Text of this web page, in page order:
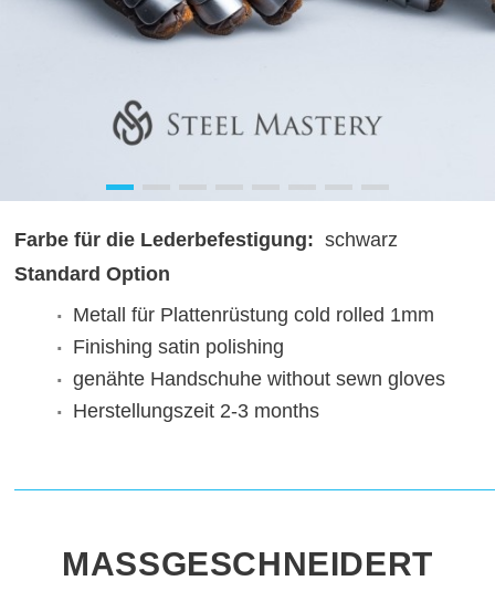
Farbe für die Lederbefestigung: schwarz
Standard Option
Metall für Plattenrüstung cold rolled 1mm
Finishing satin polishing
genähte Handschuhe without sewn gloves
Herstellungszeit 2-3 months
MASSGESCHNEIDERT